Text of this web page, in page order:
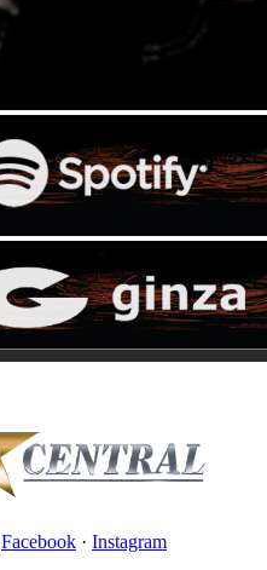
Facebook · Instagram